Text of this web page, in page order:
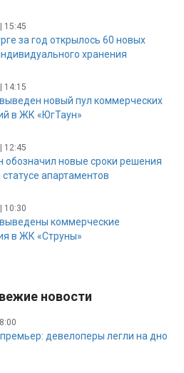
15:45
за год открылось 60 новых
хранения
14:15
новый пул коммерческих
в ЖК «ЮгТаун»
12:45
обозначил новые сроки решения
апартаментов
10:30
коммерческие
в ЖК «Струны»
новости
девелоперы легли на дно